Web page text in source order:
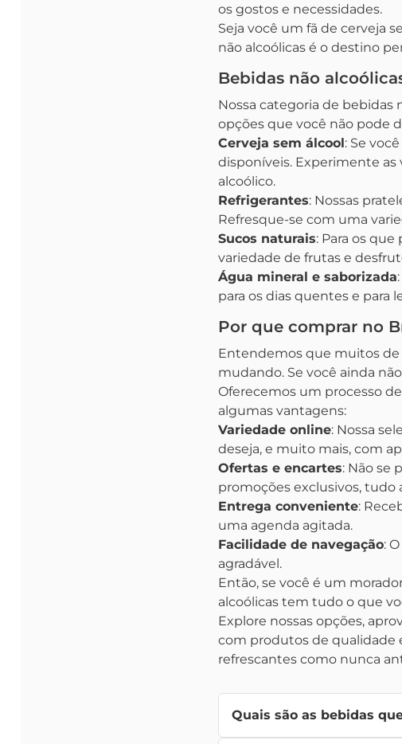
os gostos e necessidades.
Seja você um fã de cerveja
não alcoólicas é o destino
Bebidas não
Nossa categoria de bebidas
opções que você não pode
Cerveja sem álcool: Se
disponíveis. Experimente as
alcoólico.
Refrigerantes: Nossas
Refresque-se com uma
Sucos naturais: Para os
variedade de frutas e
Água mineral e saborizada
para os dias quentes e para
Por que comprar no
Entendemos que muitos de
mudando. Se você ainda
Oferecemos um processo
algumas vantagens:
Variedade online: Nossa
deseja, e muito mais, com
Ofertas e encartes: Não se
promoções exclusivos, tudo
Entrega conveniente:
uma agenda agitada.
Facilidade de navegação:
agradável.
Então, se você é um
alcoólicas tem tudo o que
Explore nossas opções,
com produtos de qualidade
refrescantes como nunca
Quais são as bebidas